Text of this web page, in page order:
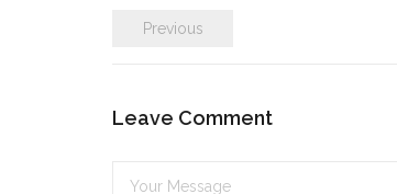
Previous
Leave Comment